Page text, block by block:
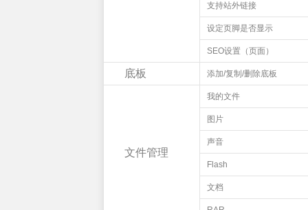
支持站外链接
设定页脚是否显示
SEO设置（页面）
底板 添加/复制/删除底板
文件管理
我的文件
图片
声音
Flash
文档